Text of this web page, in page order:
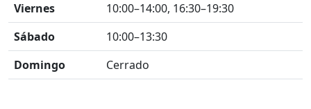
Viernes
10:00–14:00, 16:30–19:30
Sábado
10:00–13:30
Domingo
Cerrado